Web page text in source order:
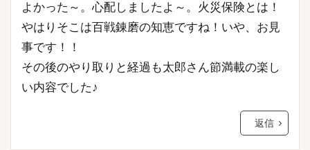
よかった～。心配しましたよ～。火災保険とは！
やはりそこは百戦錬磨の知恵ですね！いや、お見
事です！！
その後のやり取りと経過も太郎さん節満載の楽し
い内容でした♪
返信